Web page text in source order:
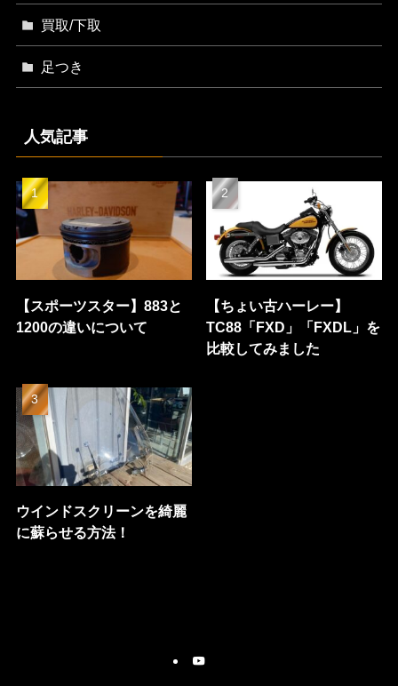
買取/下取
足つき
人気記事
【スポーツスター】883と
1200の違いについて
【ちょい古ハーレー】
TC88「FXD」「FXDL」を
比較してみました
ウインドスクリーンを綺麗
に蘇らせる方法！